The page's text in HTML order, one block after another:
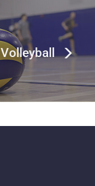
Volleyball